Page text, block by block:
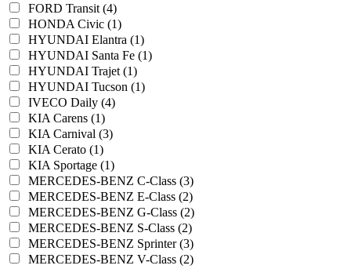
FORD Transit (4)
HONDA Civic (1)
HYUNDAI Elantra (1)
HYUNDAI Santa Fe (1)
HYUNDAI Trajet (1)
HYUNDAI Tucson (1)
IVECO Daily (4)
KIA Carens (1)
KIA Carnival (3)
KIA Cerato (1)
KIA Sportage (1)
MERCEDES-BENZ C-Class (3)
MERCEDES-BENZ E-Class (2)
MERCEDES-BENZ G-Class (2)
MERCEDES-BENZ S-Class (2)
MERCEDES-BENZ Sprinter (3)
MERCEDES-BENZ V-Class (2)